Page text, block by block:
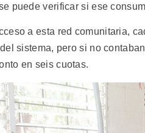
puede verificar si ese
a esta red comunitaria,
sistema, pero si no
en seis cuotas.